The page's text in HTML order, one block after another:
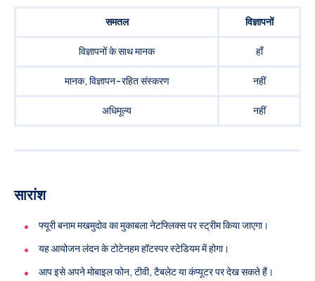
समतल विज्ञापनों
विज्ञापनों के साथ मानक हाँ
मानक, विज्ञापन-रहित संस्करण नहीं
अधिमूल्य नहीं
सारांश
फ्यूरी बनाम मखमुदोव का मुकाबला नेटफ्लिक्स पर स्ट्रीम किया जाएगा।
यह आयोजन लंदन के टोटेनहम हॉटस्पर स्टेडियम में होगा।
आप इसे अपने मोबाइल फोन, टीवी, टैबलेट या कंप्यूटर पर देख सकते हैं।